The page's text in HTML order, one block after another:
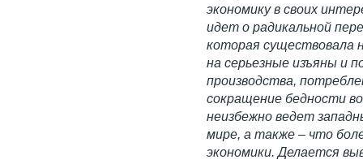
экономику в своих
идет о радикальной
которая существовала
на серьезные изъяны и
производства,
сокращение бедности
неизбежно ведет
мире, а также – что
экономики. Делается